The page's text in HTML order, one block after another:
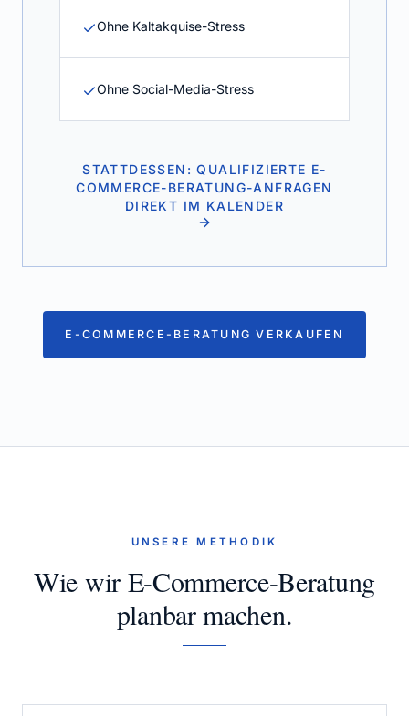
Ohne Kaltakquise-Stress
Ohne Social-Media-Stress
STATTDESSEN: QUALIFIZIERTE E-
COMMERCE-BERATUNG-ANFRAGEN
DIREKT IM KALENDER
E-COMMERCE-BERATUNG VERKAUFEN
UNSERE METHODIK
Wie wir E-Commerce-Beratung
planbar machen.